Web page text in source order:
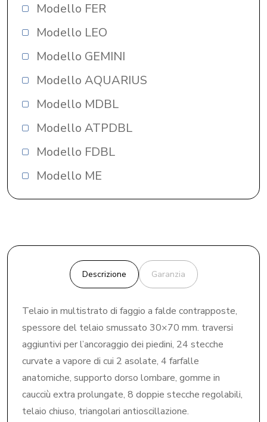
Modello FER
Modello LEO
Modello GEMINI
Modello AQUARIUS
Modello MDBL
Modello ATPDBL
Modello FDBL
Modello ME
Descrizione Garanzia
Telaio in multistrato di faggio a falde contrapposte,
spessore del telaio smussato 30×70 mm. traversi
aggiuntivi per l’ancoraggio dei piedini, 24 stecche
curvate a vapore di cui 2 asolate, 4 farfalle
anatomiche, supporto dorso lombare, gomme in
caucciù extra prolungate, 8 doppie stecche regolabili,
telaio chiuso, triangolari antioscillazione.